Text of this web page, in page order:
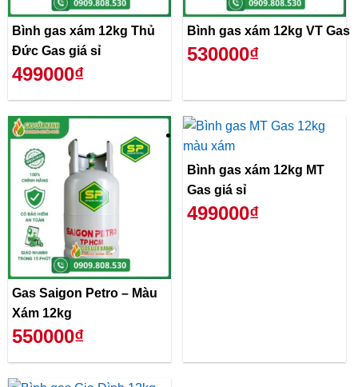
Bình gas xám 12kg Thủ
Đức Gas giá sỉ
499000₫
Bình gas xám 12kg VT Gas
530000₫
Gas Saigon Petro – Màu
Xám 12kg
550000₫
Bình gas xám 12kg MT
Gas giá sỉ
499000₫